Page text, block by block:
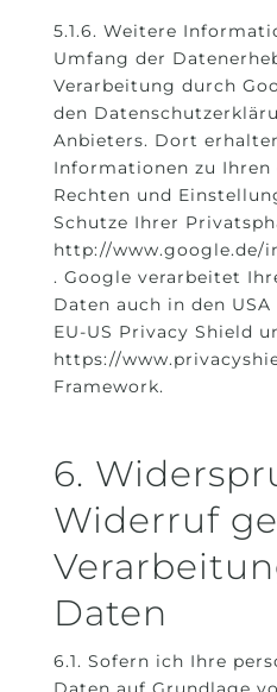
5.1.6. Weitere
Umfang der
Verarbeitung durch
den
Anbieters. Dort
Informationen zu Ihren
Rechten und
Schutze Ihrer
http://www.google.de/
. Google verarbeitet
Daten auch in den
EU-US Privacy Shield
https://
Framework.
6.
Widerruf
Daten
6.1. Sofern ich Ihre